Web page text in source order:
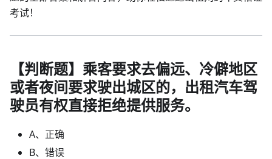
考试！
【判断题】乘客要求去偏远、冷僻地区
或者夜间要求驶出城区的，出租汽车驾
驶员有权直接拒绝提供服务。
A、正确
B、错误